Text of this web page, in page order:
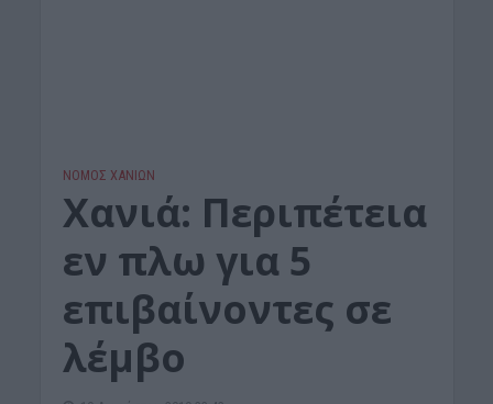
ΝΟΜΌΣ ΧΑΝΊΩΝ
Χανιά: Περιπέτεια
εν πλω για 5
επιβαίνοντες σε
λέμβο